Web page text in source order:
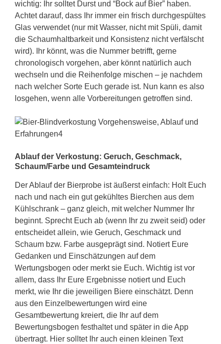
wichtig: Ihr solltet Durst und “Bock auf Bier” haben.
Achtet darauf, dass Ihr immer ein frisch durchgespültes
Glas verwendet (nur mit Wasser, nicht mit Spüli, damit
die Schaumhaltbarkeit und Konsistenz nicht verfälscht
wird). Ihr könnt, was die Nummer betrifft, gerne
chronologisch vorgehen, aber könnt natürlich auch
wechseln und die Reihenfolge mischen – je nachdem
nach welcher Sorte Euch gerade ist. Nun kann es also
losgehen, wenn alle Vorbereitungen getroffen sind.
Ablauf der Verkostung: Geruch, Geschmack,
Schaum/Farbe und Gesamteindruck
Der Ablauf der Bierprobe ist äußerst einfach: Holt Euch
nach und nach ein gut gekühltes Bierchen aus dem
Kühlschrank – ganz gleich, mit welcher Nummer Ihr
beginnt. Sprecht Euch ab (wenn Ihr zu zweit seid) oder
entscheidet allein, wie Geruch, Geschmack und
Schaum bzw. Farbe ausgeprägt sind. Notiert Eure
Gedanken und Einschätzungen auf dem
Wertungsbogen oder merkt sie Euch. Wichtig ist vor
allem, dass Ihr Eure Ergebnisse notiert und Euch
merkt, wie Ihr die jeweiligen Biere einschätzt. Denn
aus den Einzelbewertungen wird eine
Gesamtbewertung kreiert, die Ihr auf dem
Bewertungsbogen festhaltet und später in die App
übertragt. Hier solltet Ihr auch einen kleinen Text